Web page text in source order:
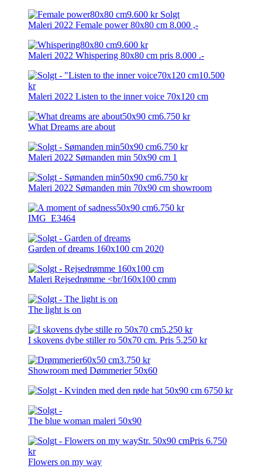
Maleri 2022 Female power 80x80 cm 8.000 ,-
Maleri 2022 Whispering 80x80 cm pris 8.000 .-
Maleri 2022 Listen to the inner voice 70x120 cm
What Dreams are about
Maleri 2022 Sømanden min 50x90 cm 1
Maleri 2022 Sømanden min 70x90 cm showroom
IMG_E3464
Garden of dreams 160x100 cm 2020
Maleri Rejsedrømme <br/160x100 cmm
The light is on
I skovens dybe stiller ro 50x70 cm. Pris 5.250 kr
Showroom med Dømmerier 50x60
The blue woman maleri 50x90
Flowers on my way